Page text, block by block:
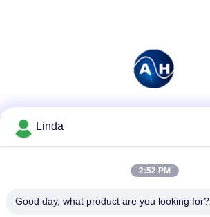
Linda
2:52 PM
Good day, what product are you looking for?